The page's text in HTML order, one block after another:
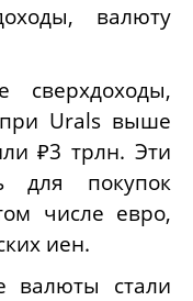
валюту
сверхдоходы,
Urals выше
₽3 трлн. Эти
для покупок
числе евро,
иен.
валюты стали